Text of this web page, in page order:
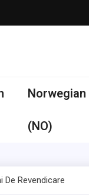
Norwegian
(NO)
De Revendicare